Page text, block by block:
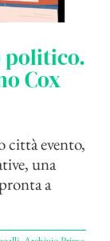
politico.
Cox
città evento,
una
a